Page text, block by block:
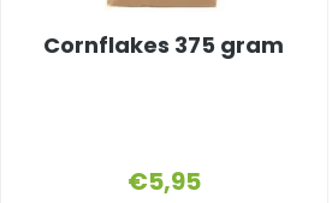
Cornflakes 375 gram
€5,95